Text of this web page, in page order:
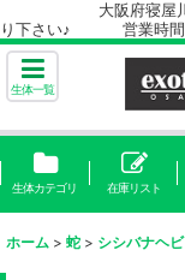
大阪府寝屋川市に
り下さい♪ 営業時間
生体一覧
生体カテゴリ 在庫リスト
ホーム > 蛇 > シシバナヘビ